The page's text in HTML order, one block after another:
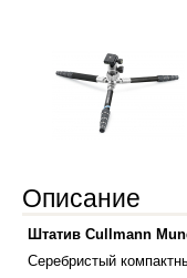
Описание
Штатив Cullmann
Серебристый